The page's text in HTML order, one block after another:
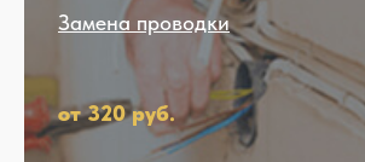
Замена проводки
от 320 руб.